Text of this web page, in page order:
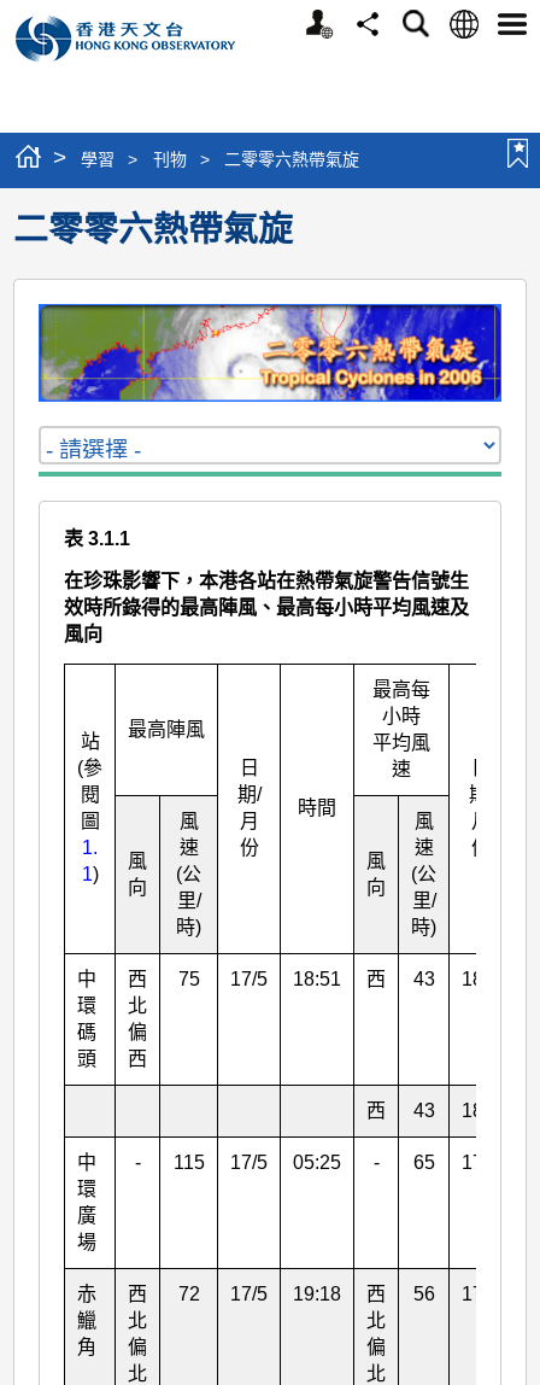
個
分
搜
語
選
> 學習 > 刊物 > 二零零六熱帶氣旋
二零零六熱帶氣旋
表 3.1.1
在珍珠影響下，本港各站在熱帶氣旋警告信號生
效時所錄得的最高陣風、最高每小時平均風速及
風向
站
(參
閱
圖
1.
1)
最高陣風
日
期/
月
份
時間
最高每
小時
平均風
速
期/
月
份
風
向
風
速
(公
里/
時)
風
向
風
速
(公
里/
時)
中
環
碼
頭
西
北
偏
西
75 17/5 18:51 西 43 18/5
西 43 18/5
中
環
廣
場
- 115 17/5 05:25 - 65 17/5
赤
鱲
角
西
北
偏
北
72 17/5 19:18
西
北
偏
北
56 17/5